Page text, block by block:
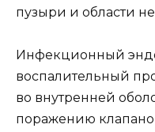
пузыри и области
Инфекционный
воспалительный
во внутренней
поражению